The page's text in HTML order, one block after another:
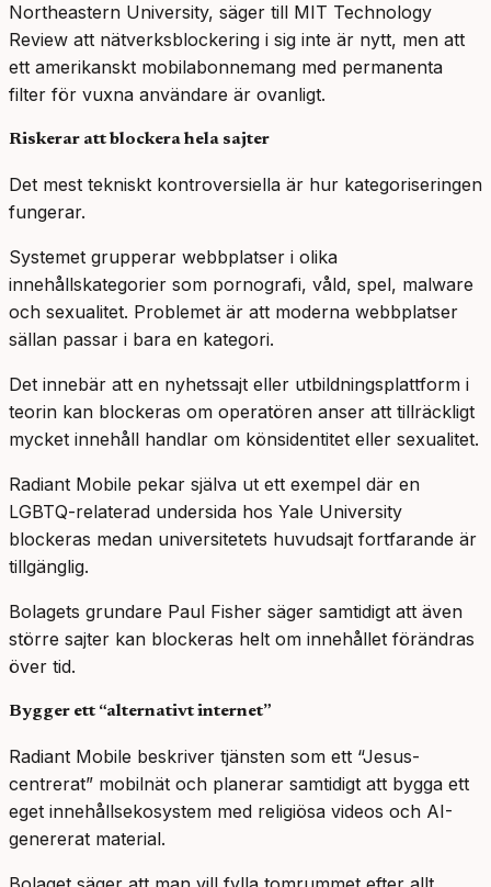
Northeastern University, säger till MIT Technology
Review att nätverksblockering i sig inte är nytt, men att
ett amerikanskt mobilabonnemang med permanenta
filter för vuxna användare är ovanligt.
Riskerar att blockera hela sajter
Det mest tekniskt kontroversiella är hur kategoriseringen
fungerar.
Systemet grupperar webbplatser i olika
innehållskategorier som pornografi, våld, spel, malware
och sexualitet. Problemet är att moderna webbplatser
sällan passar i bara en kategori.
Det innebär att en nyhetssajt eller utbildningsplattform i
teorin kan blockeras om operatören anser att tillräckligt
mycket innehåll handlar om könsidentitet eller sexualitet.
Radiant Mobile pekar själva ut ett exempel där en
LGBTQ-relaterad undersida hos Yale University
blockeras medan universitetets huvudsajt fortfarande är
tillgänglig.
Bolagets grundare Paul Fisher säger samtidigt att även
större sajter kan blockeras helt om innehållet förändras
över tid.
Bygger ett “alternativt internet”
Radiant Mobile beskriver tjänsten som ett “Jesus-
centrerat” mobilnät och planerar samtidigt att bygga ett
eget innehållsekosystem med religiösa videos och AI-
genererat material.